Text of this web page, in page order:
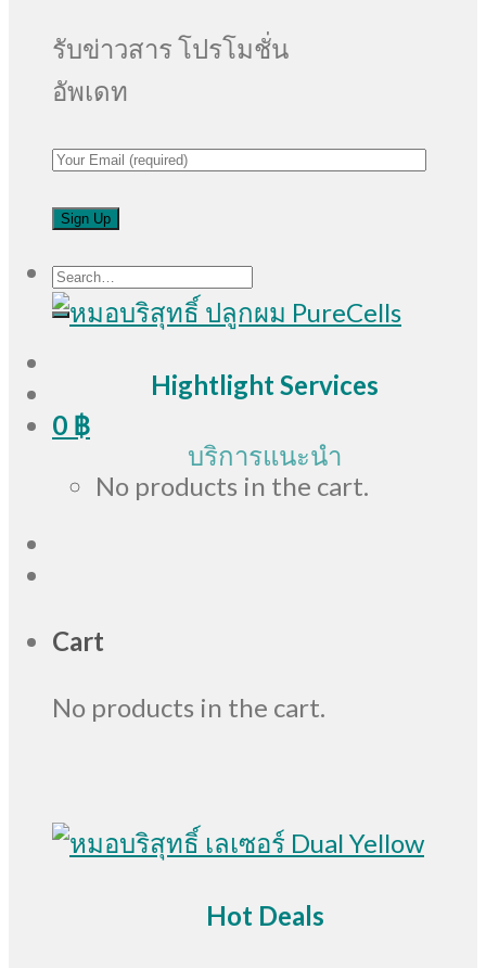
รับข่าวสาร โปรโมชั่น
อัพเดท
Search
for:
0 ฿
No products in the cart.
Cart
No products in the cart.
Hightlight Services
บริการแนะนำ
Hot Deals